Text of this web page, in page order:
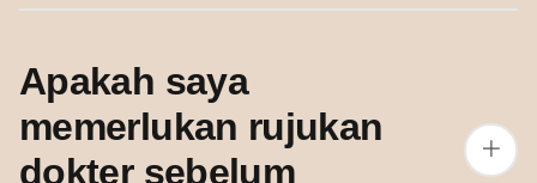
Apakah saya
memerlukan rujukan
dokter sebelum